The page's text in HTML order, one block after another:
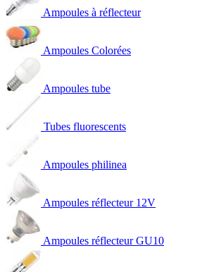
Ampoules à réflecteur
Ampoules Colorées
Ampoules tube
Tubes fluorescents
Ampoules philinea
Ampoules réflecteur 12V
Ampoules réflecteur GU10